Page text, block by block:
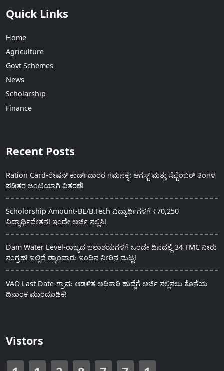
Quick Links
Home
Agriculture
Govt Schemes
News
Scholarship
Finance
Recent Posts
Ration Card-ರೇಷನ್ ಕಾರ್ಡ್‍ದಾರರ ಗಮನಕ್ಕೆ: ಆಗಸ್ಟ್ ಮತ್ತು ಸೆಪ್ಟೆಂಬರ್ ತಿಂಗಳ
ಪಡಿತರ ಜಂಟಿಯಾಗಿ ವಿತರಣೆ!
Scholorship Amount-BE/B.Tech ವಿದ್ಯಾರ್ಥಿಗಳಿಗೆ ₹70,250
ವಿದ್ಯಾರ್ಥಿವೇತನ! ಇಂದೇ ಅರ್ಜಿ ಸಲ್ಲಿಸಿ!
Dam Water Level-ರಾಜ್ಯದ ಜಲಾಶಯಗಳಿಗೆ ಒಂದೇ ದಿನದಲ್ಲಿ 34 TMC ನೀರು
ಸಂಗ್ರಹ! ಇಲ್ಲಿದೆ ಡ್ಯಾಂವಾರು ಇಂದಿನ ನೀರಿನ ಮಟ್ಟ!
VAO Last Date-ಗ್ರಾಮ ಆಡಳಿತ ಅಧಿಕಾರಿ ಹುದ್ದೆಗೆ ಅರ್ಜಿ ಸಲ್ಲಿಸಲು ಕೊನೆಯ
ದಿನಾಂಕ ಮುಂದೂಡಿಕೆ!
Vistors